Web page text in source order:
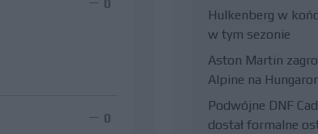
0
0
Hulkenberg w
w tym sezonie
Aston Martin
Alpine na
Podwójne DNF
dostał formalne